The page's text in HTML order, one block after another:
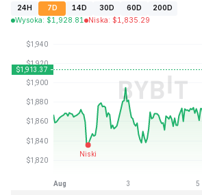
24H 7D 14D 30D 60D
200D
Wysoka: $1,928.81 Niska: $1,835.29
Ostatnia aktualizacja strony: 2026-08-07, 19:22 GMT+0
$4,946.05 $0.432979